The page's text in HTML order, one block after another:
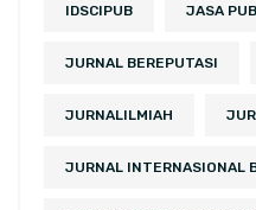
IDSCIPUB JASA
JURNAL BEREPUTASI
JURNALILMIAH
JURNAL INTERNASIONAL